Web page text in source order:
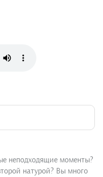
неподходящие моменты?
натурой? Вы много